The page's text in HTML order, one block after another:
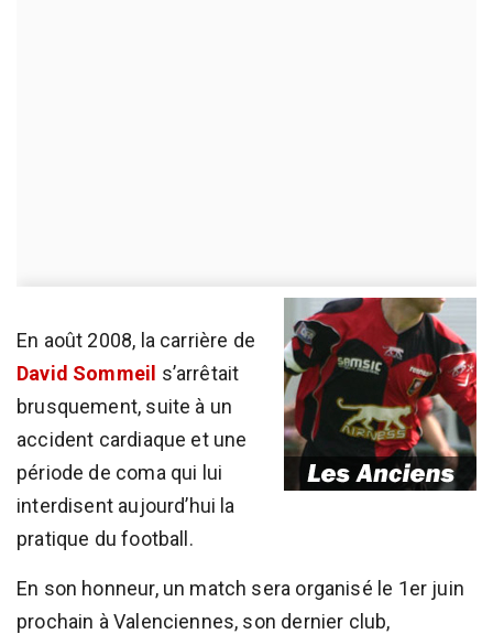
En août 2008, la carrière de
David Sommeil s’arrêtait
brusquement, suite à un
accident cardiaque et une
période de coma qui lui
interdisent aujourd’hui la
pratique du football.
En son honneur, un match sera organisé le 1er juin
prochain à Valenciennes, son dernier club,